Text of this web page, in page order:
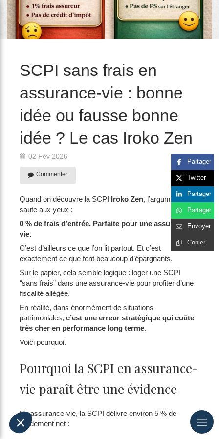
SCPI sans frais en
assurance-vie : bonne
idée ou fausse bonne
idée ? Le cas Iroko Zen
02 Fév 2026
Commenter
Quand on découvre la SCPI Iroko Zen, l’argument
saute aux yeux :
0 % de frais d’entrée. Parfaite pour une assurance-
vie.
C’est d’ailleurs ce que l’on lit partout. Et c’est
exactement ce que font beaucoup d’épargnants.
Sur le papier, cela semble logique : loger une SCPI
“sans frais” dans une assurance-vie pour profiter d’une
fiscalité allégée.
En réalité, dans énormément de situations
patrimoniales, c’est une erreur stratégique qui coûte
très cher en performance long terme.
Voici pourquoi.
Pourquoi la SCPI en assurance-
vie paraît être une évidence
En assurance-vie, la SCPI délivre environ 5 % de
rendement net :
Partager
Twitter
Partager
Partager
Envoyer
Copier